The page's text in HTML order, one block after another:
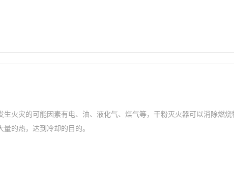
火灾的可能因素有电、油、液化气、煤气等，干粉灭火器可以消除燃烧
的热，达到冷却的目的。